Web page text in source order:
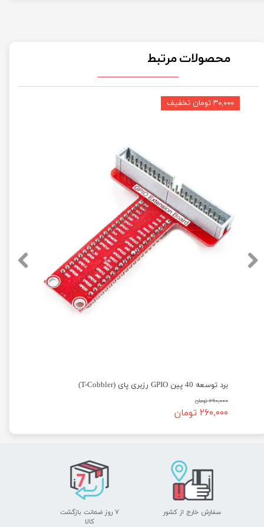
محصولات مرتبط
برد توسعه 40 پین GPIO رزبری پای (T-Cobbler)
۲۹۰,۰۰۰ تومان
۲۶۰,۰۰۰ تومان
۳۰,۰۰۰ تومان تخفیف
سفارش خارج از کشور
۷ روز ضمانت بازگشت
​​​​​​​کالا